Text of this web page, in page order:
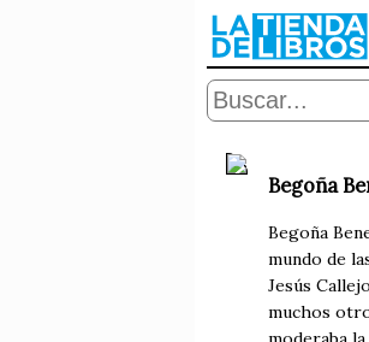
Begoña
Begoña
mundo de
Jesús
muchos